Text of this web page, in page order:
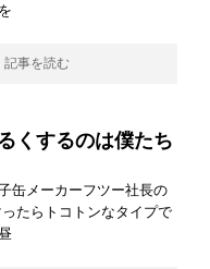
記事を読む
くするのは僕たち
缶メーカーフツー社長の
たらトコトンなタイプで